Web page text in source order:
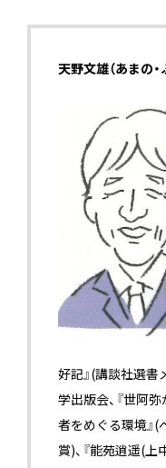
天野文雄（あまの・
好記』(講談社選書
学出版会、『世阿
者をめぐる環境』
賞)、『能苑逍遥(上